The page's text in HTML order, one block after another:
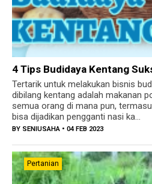
4 Tips Budidaya Kentang
Tertarik untuk melakukan bisnis
dibilang kentang adalah makanan
semua orang di mana pun,
bisa dijadikan pengganti nasi ka...
BY SENIUSAHA • 04 FEB 2023
Pertanian